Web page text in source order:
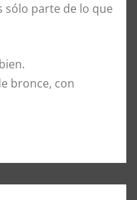
sólo parte de lo que
bronce, con